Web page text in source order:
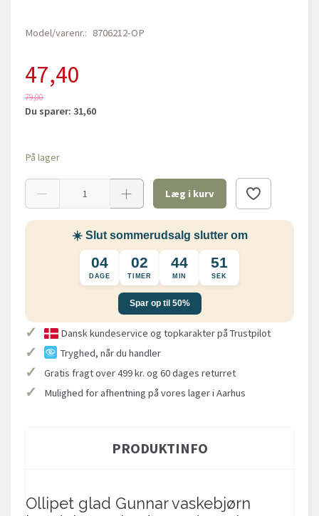
Model/varenr.: 8706212-OP
47,40
79,00
Du sparer: 31,60
På lager
Læg i kurv
☀️ Slut sommerudsalg slutter om
04
DAGE
02
TIMER
44
MIN
51
SEK
Spar op til 50%
✓ Dansk kundeservice og topkarakter på Trustpilot
✓ Tryghed, når du handler
✓ Gratis fragt over 499 kr. og 60 dages returret
✓ Mulighed for afhentning på vores lager i Aarhus
PRODUKTINFO
Ollipet glad Gunnar vaskebjørn